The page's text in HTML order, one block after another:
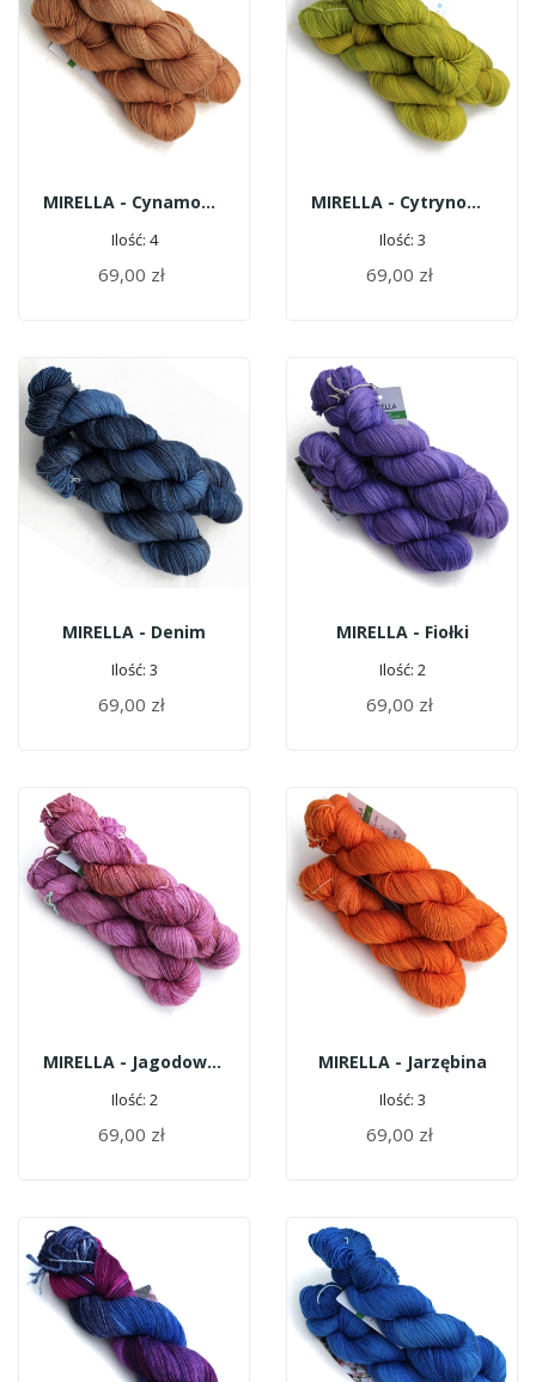
MIRELLA - Cynamonowe Ślimaczki
Ilość: 4
69,00 zł
DODAJ DO KOSZYKA
MIRELLA - Cytrynowy Całus
Ilość: 3
69,00 zł
DODAJ DO KOSZYKA
MIRELLA - Denim
Ilość: 3
69,00 zł
DODAJ DO KOSZYKA
MIRELLA - Fiołki
Ilość: 2
69,00 zł
DODAJ DO KOSZYKA
MIRELLA - Jagodowy Mus
Ilość: 2
69,00 zł
DODAJ DO KOSZYKA
MIRELLA - Jarzębina
Ilość: 3
69,00 zł
DODAJ DO KOSZYKA